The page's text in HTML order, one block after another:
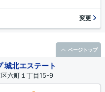
変更
城北エステート
六町１丁目15-9
ページトップ